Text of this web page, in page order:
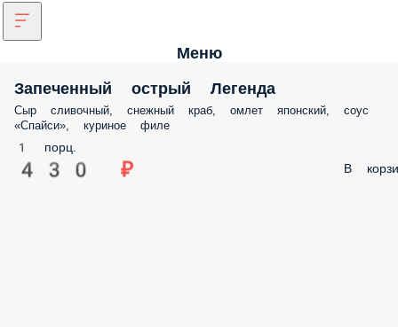
Меню
Запеченный острый Легенда
Сыр сливочный, снежный краб, омлет японский, соус
«Спайси», куриное филе
1 порц.
430 ₽ В